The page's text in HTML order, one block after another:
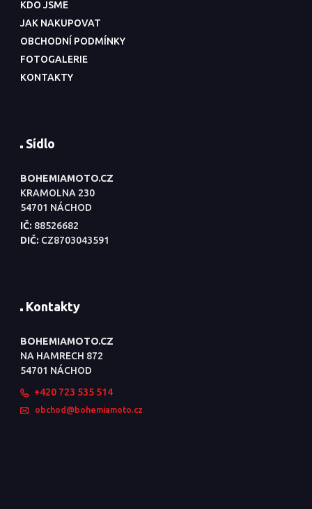
KDO JSME
JAK NAKUPOVAT
OBCHODNÍ PODMÍNKY
FOTOGALERIE
KONTAKTY
Sídlo
BOHEMIAMOTO.CZ
KRAMOLNA 230
54701 NÁCHOD
IČ: 88526682
DIČ: CZ8703043591
Kontakty
BOHEMIAMOTO.CZ
NA HAMRECH 872
54701 NÁCHOD
+420 723 535 514
obchod@bohemiamoto.cz